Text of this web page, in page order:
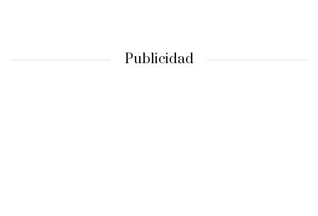
Publicidad